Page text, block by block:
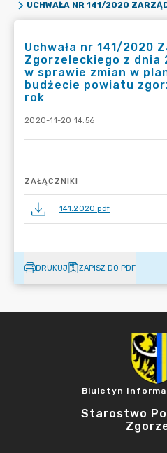
Uchwała nr 141/2020
Zgorzeleckiego z dnia
w sprawie zmian w
budżecie powiatu
rok
2020-11-20 14:56
ZAŁĄCZNIKI
141.2020.pdf
DRUKUJ ZAPISZ DO PDF
Biuletyn
Starostwo